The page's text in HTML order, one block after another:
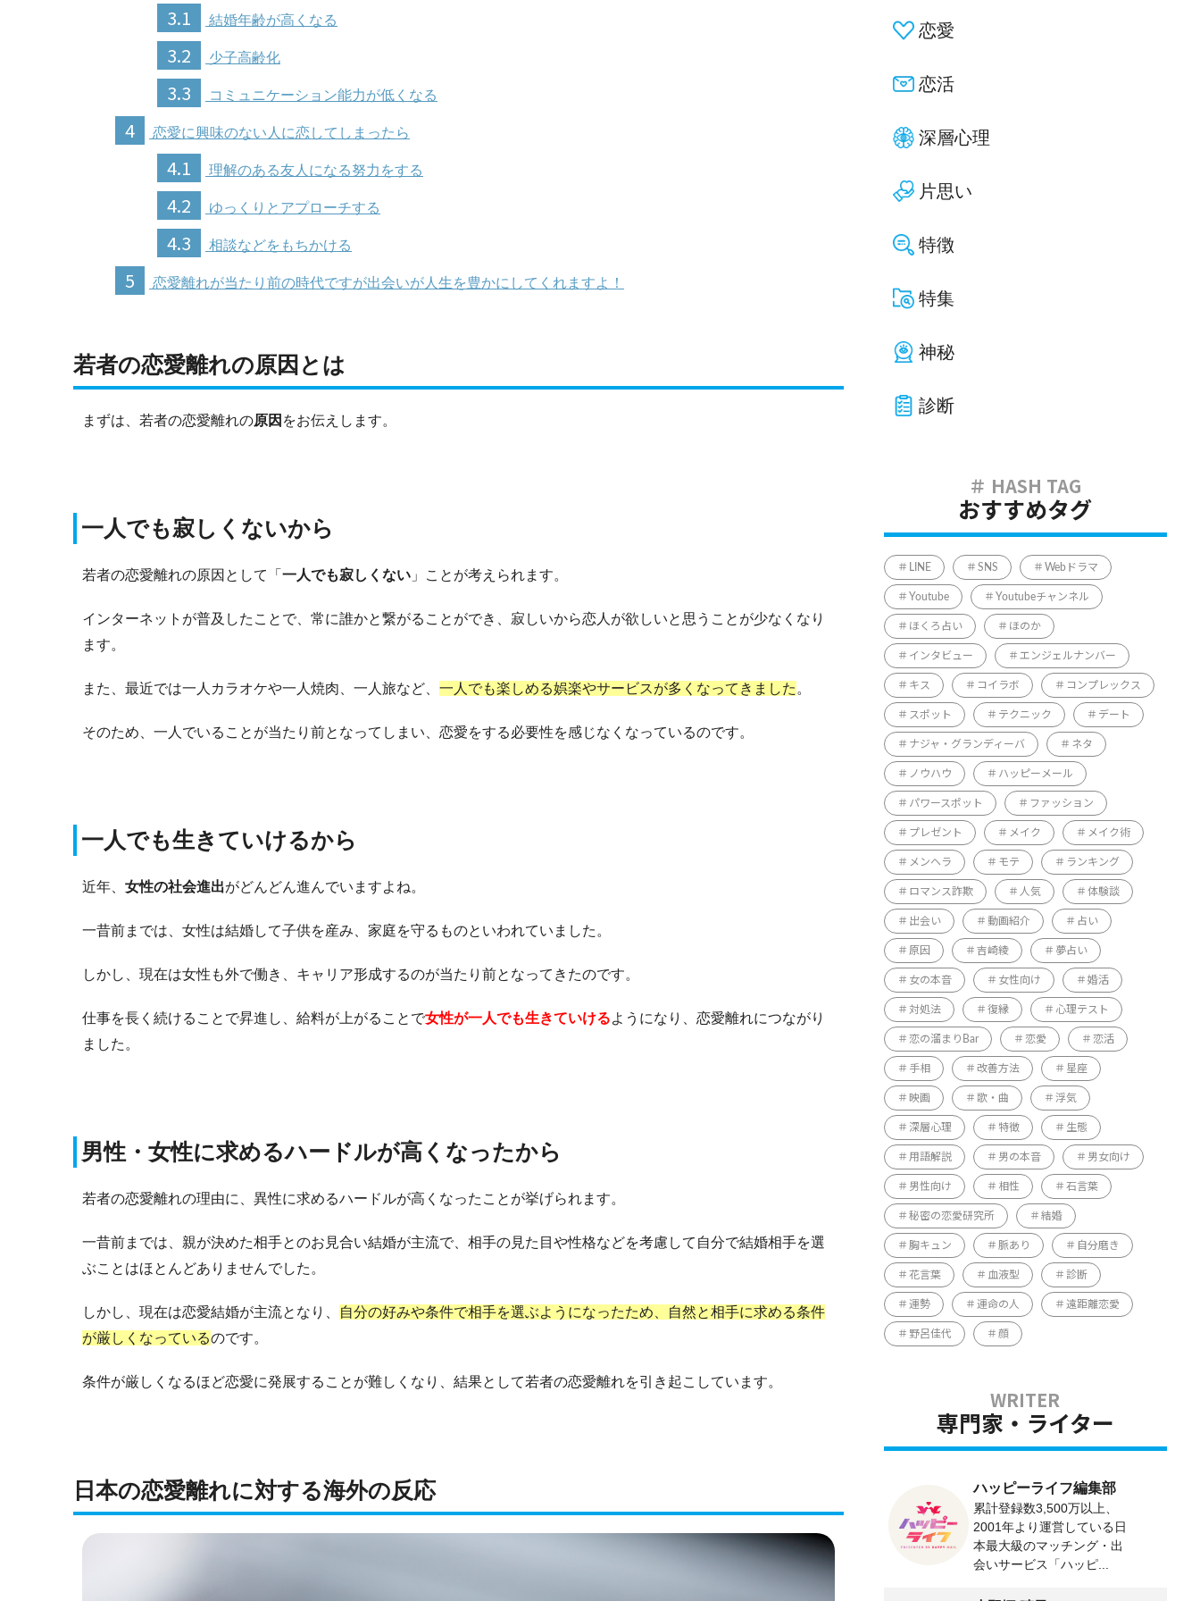
3.1 結婚年齢が高くなる
3.2 少子高齢化
3.3 コミュニケーション能力が低くなる
4 恋愛に興味のない人に恋してしまったら
4.1 理解のある友人になる努力をする
4.2 ゆっくりとアプローチする
4.3 相談などをもちかける
5 恋愛離れが当たり前の時代ですが出会いが人生を豊かにしてくれますよ！
若者の恋愛離れの原因とは
まずは、若者の恋愛離れの原因 をお伝えします。
一人でも寂しくないから
若者の恋愛離れの原因として「 一人でも寂しくない 」ことが考えられます。
インターネットが普及したことで、常に誰かと繋がることができ、寂しいから恋人が欲しいと思うことが少なくなり
ます。
また、最近では一人カラオケや一人焼肉、一人旅など、 一人でも楽しめる娯楽やサービスが多くなってきました 。
そのため、一人でいることが当たり前となってしまい、恋愛をする必要性を感じなくなっているのです。
一人でも生きていけるから
近年、 女性の社会進出がどんどん進んでいますよね。
一昔前までは、女性は結婚して子供を産み、家庭を守るものといわれていました。
しかし、現在は女性も外で働き、キャリア形成するのが当たり前となってきたのです。
仕事を長く続けることで昇進し、給料が上がることで女性が一人でも生きていけるようになり、恋愛離れにつながり
ました。
男性・女性に求めるハードルが高くなったから
若者の恋愛離れの理由に、異性に求めるハードルが高くなったことが挙げられます。
一昔前までは、親が決めた相手とのお見合い結婚が主流で、相手の見た目や性格などを考慮して自分で結婚相手を選
ぶことはほとんどありませんでした。
しかし、現在は恋愛結婚が主流となり、
自分の好みや条件で相手を選ぶようになったため、自然と相手に求める条件
が厳しくなっているのです。
条件が厳しくなるほど恋愛に発展することが難しくなり、結果として若者の恋愛離れを引き起こしています。
日本の恋愛離れに対する海外の反応
恋愛
恋活
深層心理
片思い
特徴
特集
神秘
診断
おすすめタグ
LINE SNS Webドラマ
Youtube Youtubeチャンネル
ほくろ占い ほのか
インタビュー エンジェルナンバー
キス コイラボ コンプレックス
スポット テクニック デート
ナジャ・グランディーバ ネタ
ノウハウ ハッピーメール
パワースポット ファッション
プレゼント メイク メイク術
メンヘラ モテ ランキング
ロマンス詐欺 人気 体験談
出会い 動画紹介 占い
原因 吉崎綾 夢占い
女の本音 女性向け 婚活
対処法 復縁 心理テスト
恋の溜まりBar 恋愛 恋活
手相 改善方法 星座
映画 歌・曲 浮気
深層心理 特徴 生態
用語解説 男の本音 男女向け
男性向け 相性 石言葉
秘密の恋愛研究所 結婚
胸キュン 脈あり 自分磨き
花言葉 血液型 診断
運勢 運命の人 遠距離恋愛
野呂佳代 顔
専門家・ライター
ハッピーライフ編集部
累計登録数3,500万以上、
2001年より運営している日
本最大級のマッチング・出
会いサービス「ハッピ...